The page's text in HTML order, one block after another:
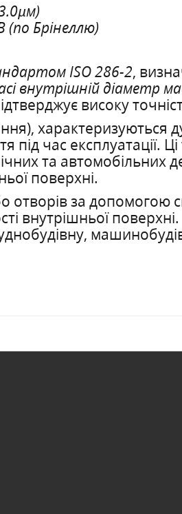
(по Брінеллю)
ISO 286-2,
внутрішній діаметр
високу
під час
та автомобільних
поверхні.
за допомогою
внутрішньої